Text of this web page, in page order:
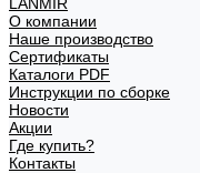
О компании
Наше производство
Сертификаты
Каталоги PDF
Инструкции по сборке
Новости
Акции
Где купить?
Контакты